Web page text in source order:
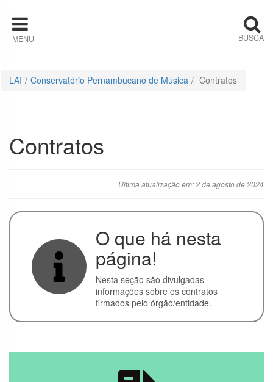
MENU BUSCA
Estrutura
Quem é quem
Ações e
Programas
Auditorias
Convênios
Execução
Orçamentária
LAI Conservatório Pernambucano de Música Contratos
Contratos
Última atualização em: 2 de agosto de 2024
O que há nesta
página!
Nesta seção são divulgadas
informações sobre os contratos
firmados pelo órgão/entidade.